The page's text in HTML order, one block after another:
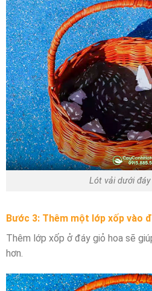
Lót vải dưới
Bước 3: Thêm một lớp xốp vào
Thêm lớp xốp ở đáy giỏ hoa sẽ
hơn.